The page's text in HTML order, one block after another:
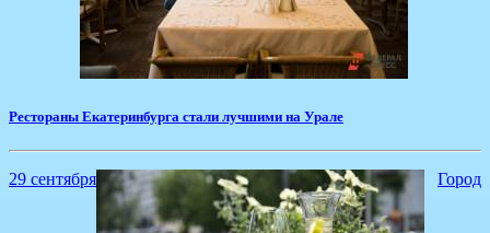
Рестораны Екатеринбурга стали лучшими на Урале
29 сентября Город